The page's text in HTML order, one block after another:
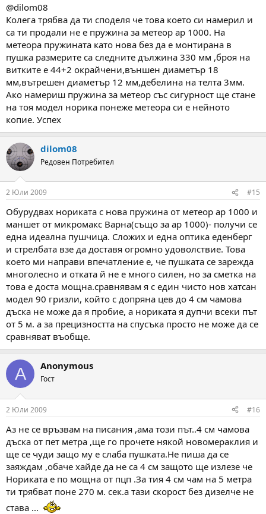
@dilom08
Колега трябва да ти споделя че това което си намерил и
са ти продали не е пружина за метеор ар 1000. На
метеора пружината като нова без да е монтирана в
пушка размерите са следните дължина 330 мм ,броя на
витките е 44+2 окрайчени,външен диаметър 18
мм,вътрешен диаметър 12 мм,дебелина на телта 3мм.
Ако намериш пружина за метеор със сигурност ще стане
на тоя модел норика понеже метеора си е нейното
копие. Успех
dilom08
Редовен Потребител
2 Юли 2009 #15
Обурудвах нориката с нова пружина от метеор ар 1000 и
маншет от микромакс Варна(също за ар 1000)- получи се
една идеална пушчица. Сложих и една оптика еденберг
и стрелбата взе да доставя огромно удоволствие. Това
което ми направи впечатление е, че пушката се зарежда
многолесно и отката й не е много силен, но за сметка на
това е доста мощна.сравнявам я с един чисто нов хатсан
модел 90 гризли, който с допряна цев до 4 см чамова
дъска не може да я пробие, а нориката я дупчи всеки път
от 5 м. а за прецизността на спусъка просто не може да се
сравняват въобще.
A Anonymous
Гост
2 Юли 2009 #16
Аз не се връзвам на писания ,ама този път..4 см чамова
дъска от пет метра ,ще го прочете някой новомераклия и
ще се чуди защо му е слаба пушката.Не пиша да се
заяждам ,обаче хайде да не са 4 см защото ще излезе че
Нориката е по мощна от пцп .За тия 4 см чам на 5 метра
ти трябват поне 270 м. сек.а тази скорост без дизелче не
става ...